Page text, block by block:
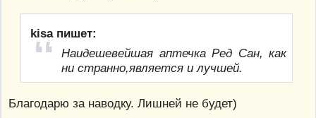
kisa пишет:
Наидешевейшая аптечка Ред Сан, как
ни странно,является и лучшей.
Благодарю за наводку. Лишней не будет)